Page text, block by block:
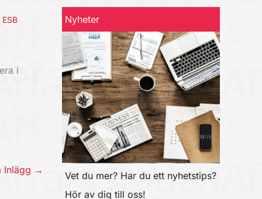
ESB
i
Inlägg →
Nyheter
Vet du mer? Har du ett nyhetstips?
Hör av dig till oss!